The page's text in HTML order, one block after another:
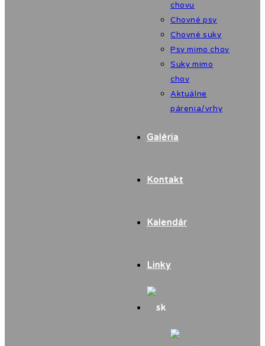
chovu
Chovné psy
Chovné suky
Psy mimo chov
Suky mimo
chov
Aktuálne
párenia/vrhy
Galéria
Kontakt
Kalendár
Linky